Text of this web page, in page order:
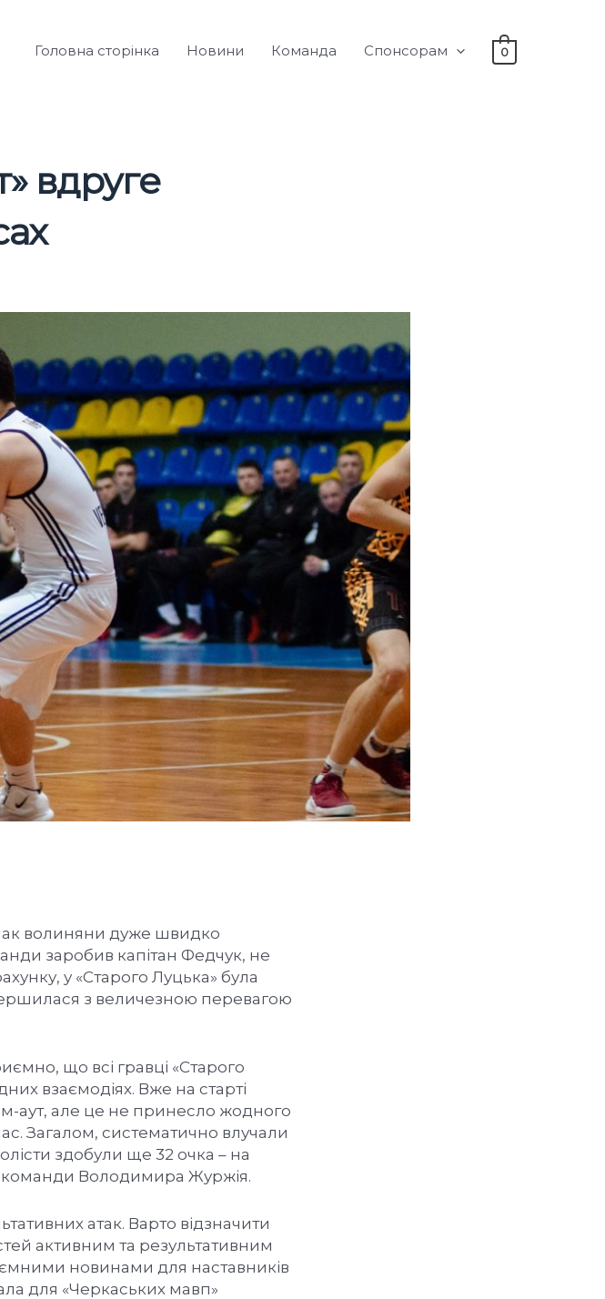
Головна сторінка Новини Команда Спонсорам 0
вдруге
волиняни дуже швидко
заробив капітан Федчук, не
у «Старого Луцька» була
з величезною перевагою
що всі гравці «Старого
взаємодіях. Вже на старті
аут, але це не принесло жодного
Загалом, систематично влучали
здобули ще 32 очка – на
команди Володимира Журжія.
атак. Варто відзначити
активним та результативним
новинами для наставників
для «Черкаських мавп»